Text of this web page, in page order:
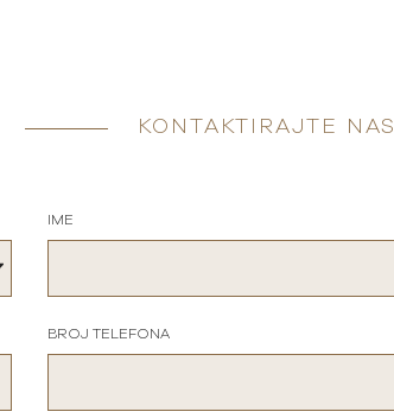
KONTAKTIRAJTE NAS
IME
BROJ TELEFONA